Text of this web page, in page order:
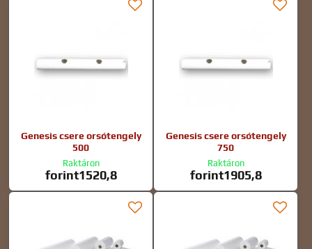
Genesis csere orsótengely
500
Raktáron
forint1520,8
Genesis csere orsótengely
750
Raktáron
forint1905,8